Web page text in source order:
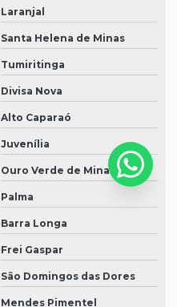
Laranjal
Santa Helena de Minas
Tumiritinga
Divisa Nova
Alto Caparaó
Juvenília
Ouro Verde de Minas
Palma
Barra Longa
Frei Gaspar
São Domingos das Dores
Mendes Pimentel